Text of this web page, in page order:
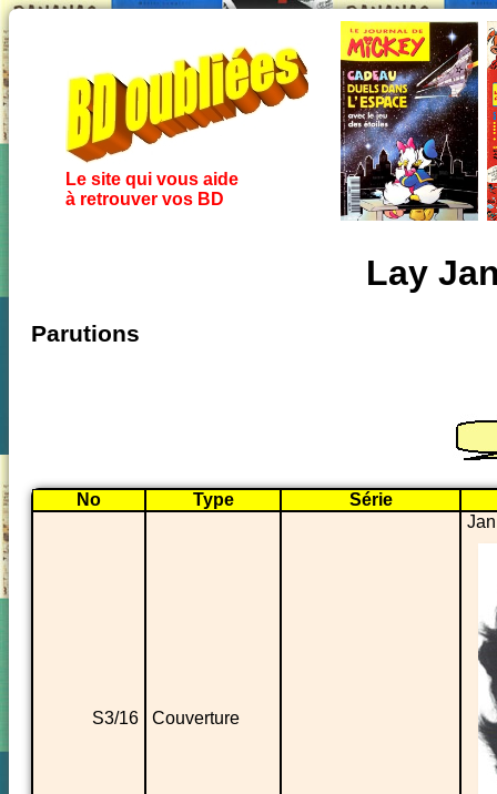
Le site qui vous aide
à retrouver vos BD
Lay
Parutions
No Type Série
S3/16 Couverture